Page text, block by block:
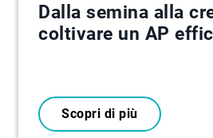
Dalla semina alla
coltivare un AP
Scopri di più